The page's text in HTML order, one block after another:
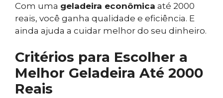
Com uma geladeira econômica até 2000
reais, você ganha qualidade e eficiência. E
ainda ajuda a cuidar melhor do seu dinheiro.
Critérios para Escolher a
Melhor Geladeira Até 2000
Reais